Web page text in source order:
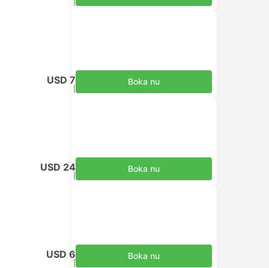
USD 7 Boka nu
USD 24 Boka nu
USD 6 Boka nu